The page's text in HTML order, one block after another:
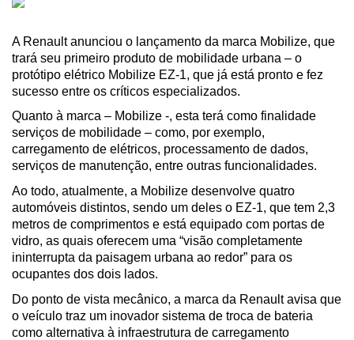
A Renault anunciou o lançamento da marca Mobilize, que
trará seu primeiro produto de mobilidade urbana – o
protótipo elétrico Mobilize EZ-1, que já está pronto e fez
sucesso entre os críticos especializados.
Quanto à marca – Mobilize -, esta terá como finalidade
serviços de mobilidade – como, por exemplo,
carregamento de elétricos, processamento de dados,
serviços de manutenção, entre outras funcionalidades.
Ao todo, atualmente, a Mobilize desenvolve quatro
automóveis distintos, sendo um deles o EZ-1, que tem 2,3
metros de comprimentos e está equipado com portas de
vidro, as quais oferecem uma “visão completamente
ininterrupta da paisagem urbana ao redor” para os
ocupantes dos dois lados.
Do ponto de vista mecânico, a marca da Renault avisa que
o veículo traz um inovador sistema de troca de bateria
como alternativa à infraestrutura de carregamento